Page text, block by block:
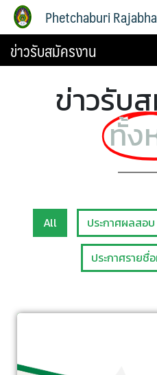
Phetchaburi
ข่าวรับสมัครงาน
ข่าวรับ
ทั้ง
All ประกาศผลสอบ
ประกาศราย